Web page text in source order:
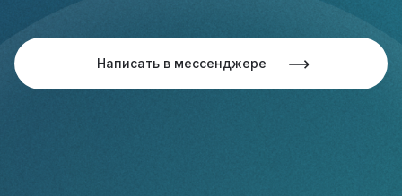
Написать в мессенджере